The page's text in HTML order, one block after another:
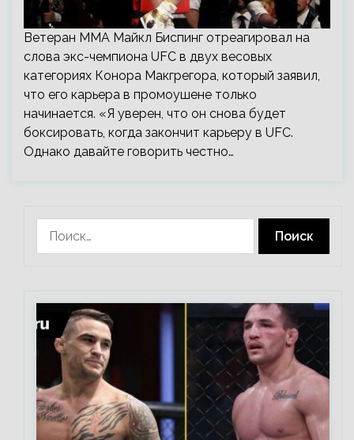
Ветеран ММА Майкл Биспинг отреагировал на
слова экс-чемпиона UFC в двух весовых
категориях Конора Макгрегора, который заявил,
что его карьера в промоушене только
начинается. «Я уверен, что он снова будет
боксировать, когда закончит карьеру в UFC.
Однако давайте говорить честно…